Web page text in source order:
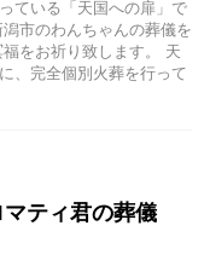
ている「天国への扉」で
市のわんちゃんの葬儀を
をお祈り致します。 天
、完全個別火葬を行って
マティ君の葬儀